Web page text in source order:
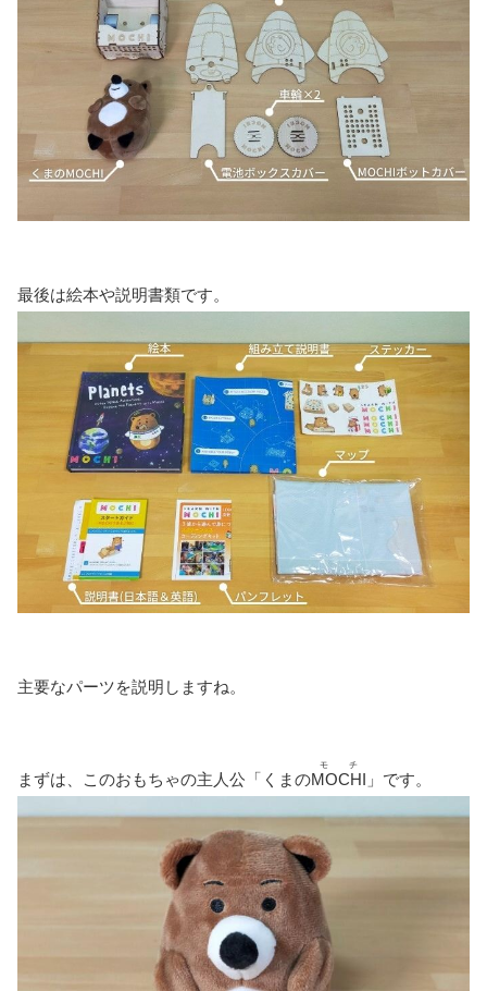
最後は絵本や説明書類です。
主要なパーツを説明しますね。
まずは、このおもちゃの主人公「くまのMOCHI
モチ
」です。